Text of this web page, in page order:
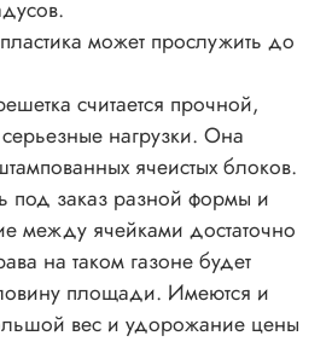
может прослужить до
считается прочной,
нагрузки. Она
ячеистых блоков.
под заказ разной формы и
между ячейками достаточно
на таком газоне будет
площади. Имеются и
вес и удорожание цены